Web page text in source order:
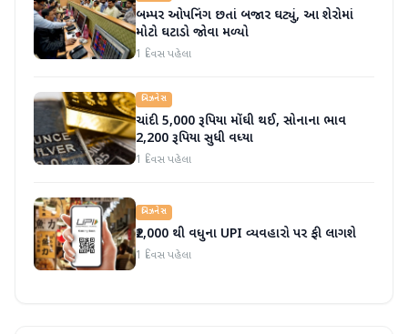
બમ્પર ઓપનિંગ છતાં બજાર ઘટ્યું, આ શેરોમાં
મોટો ઘટાડો જોવા મળ્યો
1 દિવસ પહેલા
બિઝનેસ
ચાંદી 5,000 રૂપિયા મોંઘી થઈ, સોનાના ભાવ
2,200 રૂપિયા સુધી વધ્યા
1 દિવસ પહેલા
બિઝનેસ
₹2,000 થી વધુના UPI વ્યવહારો પર ફી લાગશે
1 દિવસ પહેલા